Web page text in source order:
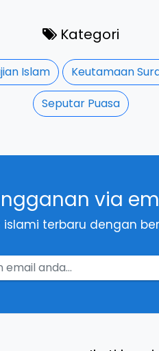
Kategori
Islam Keutamaan
Seputar Puasa
via
terbaru dengan